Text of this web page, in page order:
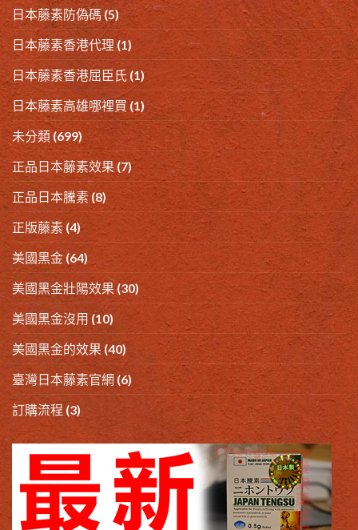
日本藤素防偽碼(5)
日本藤素香港代理 (1)
日本藤素香港屈臣氏 (1)
日本藤素高雄哪裡買(1)
未分類 (699)
正品日本藤素效果(7)
正品日本騰素 (8)
正版藤素 (4)
美國黑金 (64)
美國黑金壯陽效果(30)
美國黑金沒用 (10)
美國黑金的效果 (40)
臺灣日本藤素官網 (6)
訂購流程 (3)